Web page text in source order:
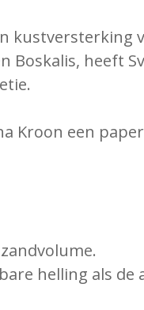
kustversterking
Boskalis, heeft
Kroon een
helling als de